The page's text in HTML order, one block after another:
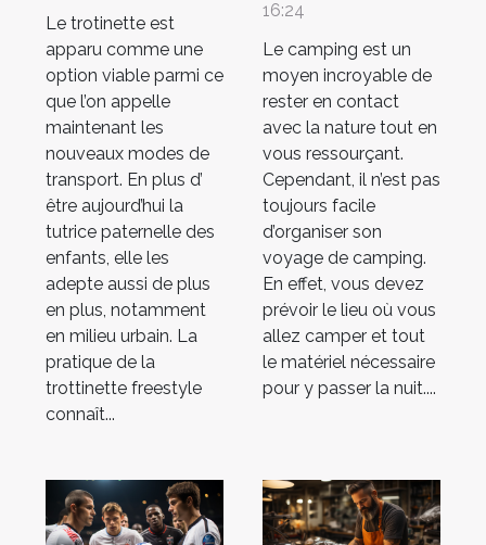
Le trotinette est
apparu comme une
option viable parmi ce
que l’on appelle
maintenant les
nouveaux modes de
transport. En plus d’
être aujourd’hui la
tutrice paternelle des
enfants, elle les
adepte aussi de plus
en plus, notamment
en milieu urbain. La
pratique de la
trottinette freestyle
connaît...
pour le
camping
16:24
Le camping est un
moyen incroyable de
rester en contact
avec la nature tout en
vous ressourçant.
Cependant, il n’est pas
toujours facile
d’organiser son
voyage de camping.
En effet, vous devez
prévoir le lieu où vous
allez camper et tout
le matériel nécessaire
pour y passer la nuit....